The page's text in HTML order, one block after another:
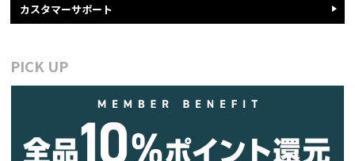
カスタマーサポート
PICK UP